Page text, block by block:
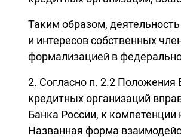
Таким образом,
и интересов собственных
формализацией в
2. Согласно п. 2.2 Положения
кредитных организаций
Банка России, к
Названная форма